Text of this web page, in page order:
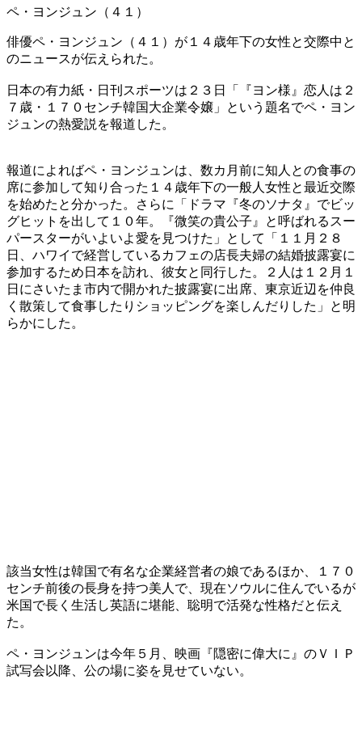
ペ・ヨンジュン（４１）
俳優ペ・ヨンジュン（４１）が１４歳年下の女性と交際中と
のニュースが伝えられた。
日本の有力紙・日刊スポーツは２３日「『ヨン様』恋人は２
７歳・１７０センチ韓国大企業令嬢」という題名でペ・ヨン
ジュンの熱愛説を報道した。
報道によればペ・ヨンジュンは、数カ月前に知人との食事の
席に参加して知り合った１４歳年下の一般人女性と最近交際
を始めたと分かった。さらに「ドラマ『冬のソナタ』でビッ
グヒットを出して１０年。『微笑の貴公子』と呼ばれるスー
パースターがいよいよ愛を見つけた」として「１１月２８
日、ハワイで経営しているカフェの店長夫婦の結婚披露宴に
参加するため日本を訪れ、彼女と同行した。２人は１２月１
日にさいたま市内で開かれた披露宴に出席、東京近辺を仲良
く散策して食事したりショッピングを楽しんだりした」と明
らかにした。
該当女性は韓国で有名な企業経営者の娘であるほか、１７０
センチ前後の長身を持つ美人で、現在ソウルに住んでいるが
米国で長く生活し英語に堪能、聡明で活発な性格だと伝え
た。
ペ・ヨンジュンは今年５月、映画『隠密に偉大に』のＶＩＰ
試写会以降、公の場に姿を見せていない。